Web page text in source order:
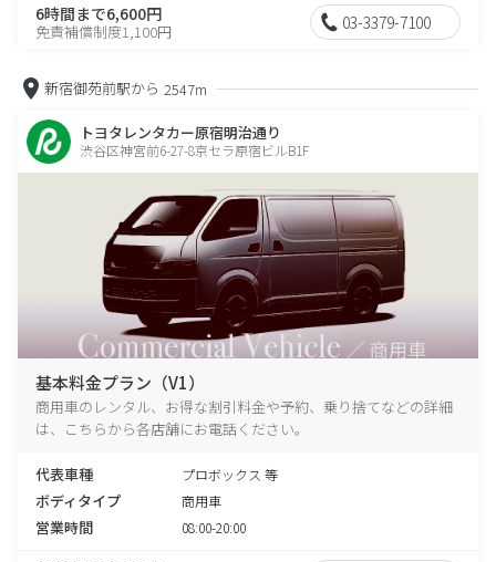
6時間まで6,600円
免責補償制度1,100円 03-3379-7100
新宿御苑前駅から 2547m
トヨタレンタカー原宿明治通り
渋谷区神宮前6-27-8京セラ原宿ビルB1F
基本料金プラン（V1）
商用車のレンタル、お得な割引料金や予約、乗り捨てなどの詳細
は、こちらから各店舗にお電話ください。
代表車種 プロボックス 等
ボディタイプ 商用車
営業時間 08:00-20:00